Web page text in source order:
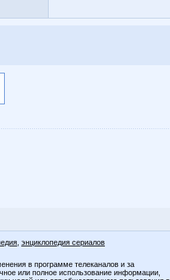
энциклопедия сериалов
в программе телеканалов и за
или полное использование информации,